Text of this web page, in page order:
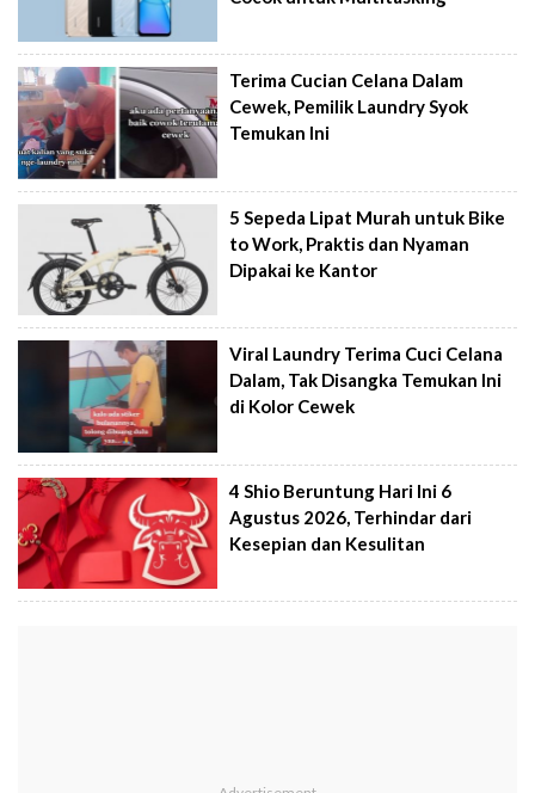
Terima Cucian Celana Dalam
Cewek, Pemilik Laundry Syok
Temukan Ini
5 Sepeda Lipat Murah untuk Bike
to Work, Praktis dan Nyaman
Dipakai ke Kantor
Viral Laundry Terima Cuci Celana
Dalam, Tak Disangka Temukan Ini
di Kolor Cewek
4 Shio Beruntung Hari Ini 6
Agustus 2026, Terhindar dari
Kesepian dan Kesulitan